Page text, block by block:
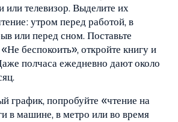
или телевизор. Выделите их
утром перед работой, в
или перед сном. Поставьте
беспокоить», откройте книгу и
полчаса ежедневно дают около
график, попробуйте «чтение на
в машине, в метро или во время